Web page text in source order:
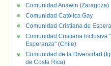
Comunidad Anawin (Zaragoza)
Comunidad Católica Gay
Comunidad Cristiana de
Comunidad Cristiana Inclusiva
Esperanza" (Chile)
Comunidad de la Diversidad
de Costa Rica)